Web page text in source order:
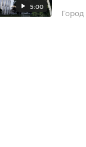
5:00 Город